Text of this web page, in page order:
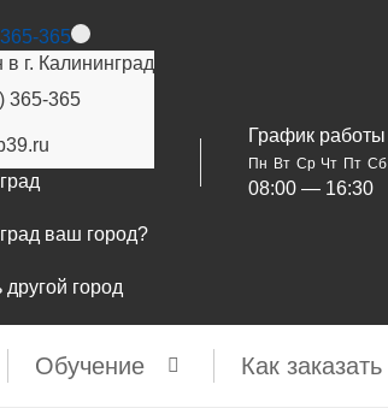
365
г. Калининград
365-365
ваш город?
город
График работы
Пн Вт Ср Чт Пт Сб
08:00 — 16:30
Обучение Как заказать